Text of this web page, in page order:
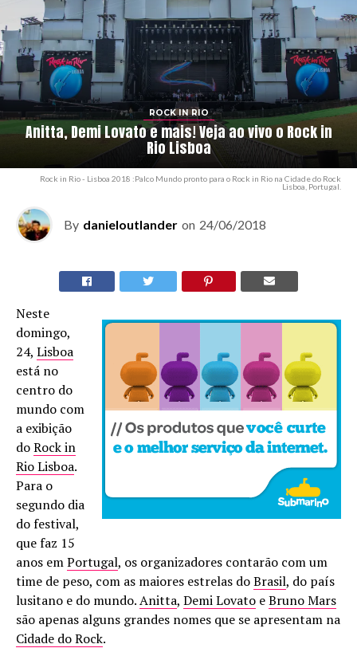
ROCK IN RIO
Anitta, Demi Lovato e mais! Veja ao vivo o Rock in
Rio Lisboa
Rock in Rio - Lisboa 2018 :Palco Mundo pronto para o Rock in Rio na Cidade do Rock
Lisboa, Portugal.
By danieloutlander on 24/06/2018
Neste
domingo,
24, Lisboa
está no
centro do
mundo com
a exibição
doRock in
Rio Lisboa.
Para o
segundo dia
do festival,
que faz 15
anos emPortugal, os organizadores contarão com um
time de peso, com as maiores estrelas doBrasil, do país
lusitano e do mundo.Anitta, Demi Lovato eBruno Mars
são apenas alguns grandes nomes que se apresentam na
Cidade do Rock.